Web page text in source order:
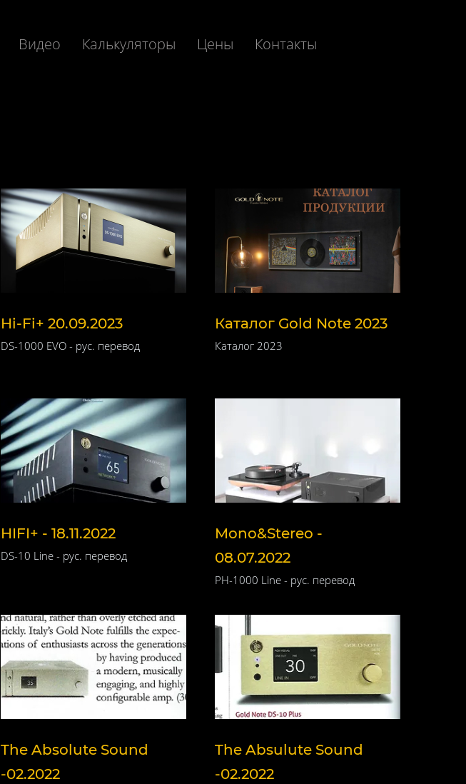
Видео Калькуляторы Цены Контакты
Hi-Fi+ 20.09.2023
DS-1000 EVO - рус. перевод
Каталог Gold Note 2023
Каталог 2023
HIFI+ - 18.11.2022
DS-10 Line - рус. перевод
Mono&Stereo -
08.07.2022
PH-1000 Line - рус. перевод
The Absolute Sound
-02.2022
The Absulute Sound
-02.2022